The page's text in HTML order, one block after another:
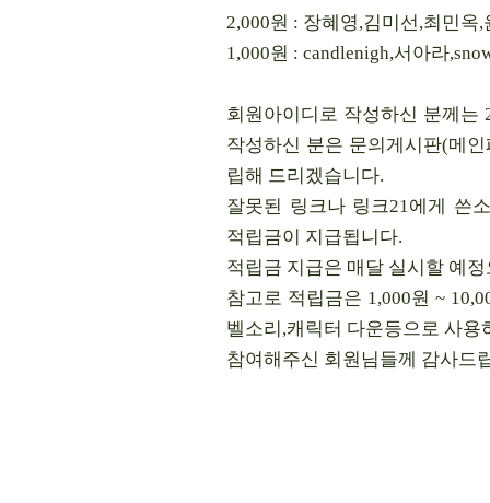
2,000원 : 장혜영,김미선,최민옥
1,000원 : candlenigh,서아라
회원아이디로 작성하신 분께는
작성하신 분은 문의게시판(메
립해 드리겠습니다.
잘못된 링크나 링크21에게 쓴
적립금이 지급됩니다.
적립금 지급은 매달 실시할 예
참고로 적립금은 1,000원 ~
벨소리,캐릭터 다운등으로 사용
참여해주신 회원님들께 감사드